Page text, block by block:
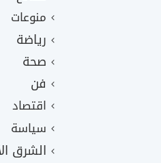
منوعات
رياضة
صحة
فن
اقتصاد
سياسة
الشرق